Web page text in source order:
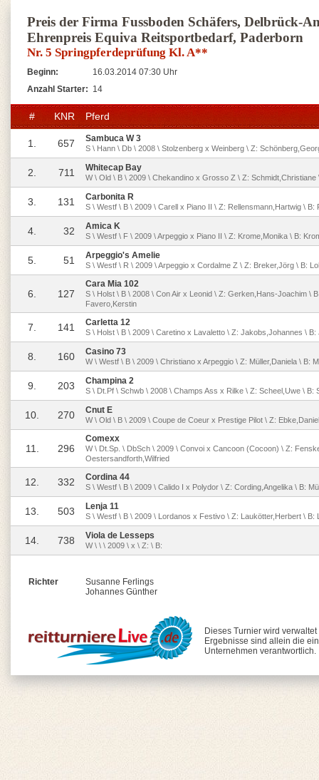
Preis der Firma Fussboden Schäfers, Delbrück-
Ehrenpreis Equiva Reitsportbedarf, Paderborn
Nr. 5 Springpferdeprüfung Kl. A**
Beginn:
16.03.2014 07:30 Uhr
Anzahl Starter: 14
# KNR Pferd
1. 657 Sambuca W 3
S \ Hann \ Db \ 2008 \ Stolzenberg x Weinberg \ Z:
2. 711 Whitecap Bay
W \ Old \ B \ 2009 \ Chekandino x Grosso Z \ Z:
3. 131 Carbonita R
S \ Westf \ B \ 2009 \ Carell x Piano II \ Z: Rellensmann,Hartwig \ B:
4. 32 Amica K
S \ Westf \ F \ 2009 \ Arpeggio x Piano II \ Z: Krome,Monika \ B:
5. 51 Arpeggio's Amelie
S \ Westf \ R \ 2009 \ Arpeggio x Cordalme Z \ Z: Breker,Jörg \ B:
6. 127
Cara Mia 102
S \ Holst \ B \ 2008 \ Con Air x Leonid \ Z: Gerken,Hans-Joachim \
Favero,Kerstin
7. 141 Carletta 12
S \ Holst \ B \ 2009 \ Caretino x Lavaletto \ Z: Jakobs,Johannes \
8. 160 Casino 73
W \ Westf \ B \ 2009 \ Christiano x Arpeggio \ Z: Müller,Daniela \ B:
9. 203 Champina 2
S \ Dt.Pf \ Schwb \ 2008 \ Champs Ass x Rilke \ Z: Scheel,Uwe \ B:
10. 270 Cnut E
W \ Old \ B \ 2009 \ Coupe de Coeur x Prestige Pilot \ Z:
11. 296
Comexx
W \ Dt.Sp. \ DbSch \ 2009 \ Convoi x Cancoon (Cocoon) \ Z:
Oestersandforth,Wilfried
12. 332 Cordina 44
S \ Westf \ B \ 2009 \ Calido I x Polydor \ Z: Cording,Angelika \ B:
13. 503 Lenja 11
S \ Westf \ B \ 2009 \ Lordanos x Festivo \ Z: Laukötter,Herbert \ B:
14. 738 Viola de Lesseps
W \ \ \ 2009 \ x \ Z: \ B:
Richter
Susanne Ferlings
Johannes Günther
Dieses Turnier wird
Ergebnisse sind allein die
Unternehmen verantwortlich.